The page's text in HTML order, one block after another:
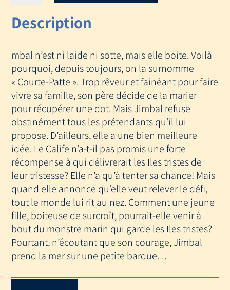
JIMBAL
DES
ILES
Description
mbal n’est ni laide ni sotte, mais elle boite. Voilà
pourquoi, depuis toujours, on la surnomme
« Courte-Patte ». Trop rêveur et fainéant pour faire
vivre sa famille, son père décide de la marier
pour récupérer une dot. Mais Jimbal refuse
obstinément tous les prétendants qu’il lui
propose. D’ailleurs, elle a une bien meilleure
idée. Le Calife n’a-t-il pas promis une forte
récompense à qui délivrerait les Iles tristes de
leur tristesse? Elle n’a qu’à tenter sa chance! Mais
quand elle annonce qu’elle veut relever le défi,
tout le monde lui rit au nez. Comment une jeune
fille, boiteuse de surcroît, pourrait-elle venir à
bout du monstre marin qui garde les Iles tristes?
Pourtant, n’écoutant que son courage, Jimbal
prend la mer sur une petite barque…